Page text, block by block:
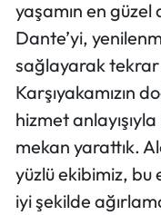
yaşamın en
Dante’yi,
sağlayarak tekrar
Karşıyakamızın
hizmet
mekan yarattık.
yüzlü ekibimiz, bu
iyi şekilde